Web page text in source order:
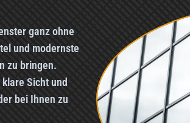
ganz ohne
und modernste
zu bringen.
Sicht und
bei Ihnen zu